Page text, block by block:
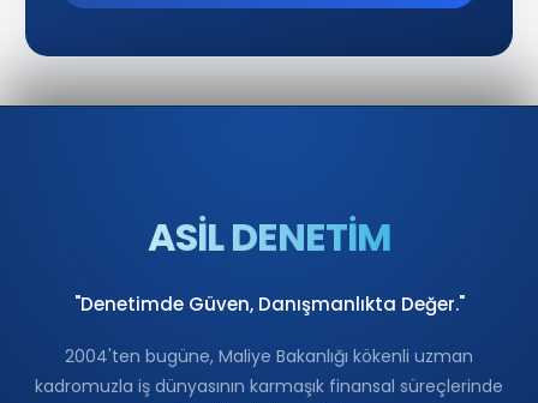
ASİL DENETİM
"Denetimde Güven, Danışmanlıkta Değer."
2004'ten bugüne, Maliye Bakanlığı kökenli uzman
kadromuzla iş dünyasının karmaşık finansal süreçlerinde